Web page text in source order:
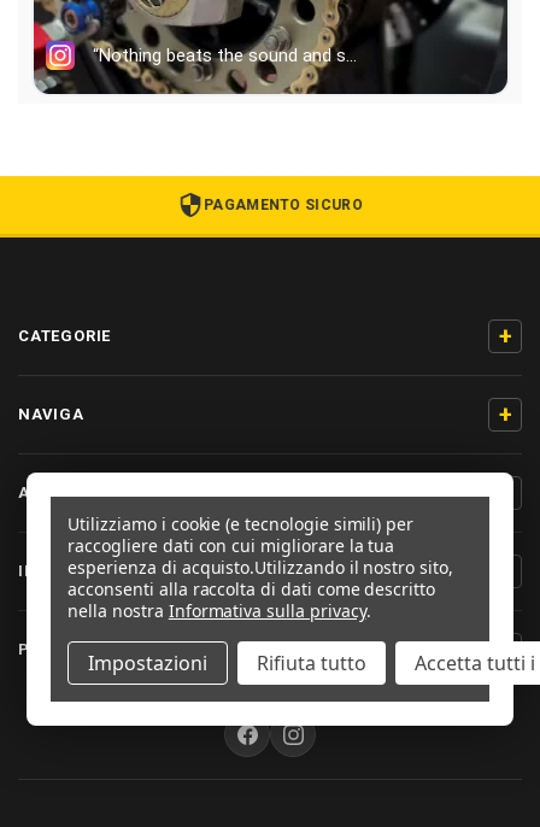
PAGAMENTO SICURO
CATEGORIE +
NAVIGA +
AIUTO & CONTATTO
INFORMAZIONI PRODOTTO
PRO-BOLT ITALIA +
SEGUICI
Utilizziamo i cookie (e tecnologie simili) per
raccogliere dati con cui migliorare la tua
esperienza di acquisto.Utilizzando il nostro sito,
acconsenti alla raccolta di dati come descritto
nella nostra Informativa sulla privacy.
Impostazioni Rifiuta tutto Accetta tutti